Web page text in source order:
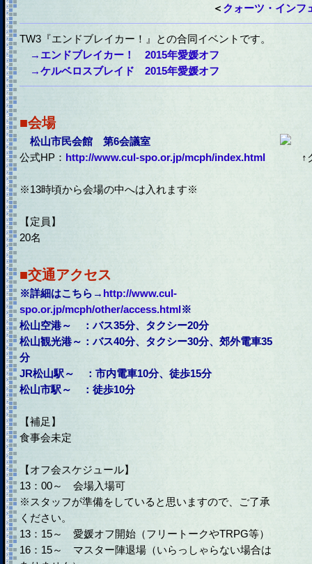
＜ クォーツ・インフ
TW3『エンドブレイカー！』との合同イベントです。
→エンドブレイカー！ 2015年愛媛オフ
→ケルベロスブレイド 2015年愛媛オフ
■会場
松山市民会館 第6会議室
公式HP： http://www.cul-spo.or.jp/mcph/index.html
※13時頃から会場の中へは入れます※
【定員】
20名
■交通アクセス
※詳細はこちら→ http://www.cul-
spo.or.jp/mcph/other/access.html※
松山空港～ ：バス35分、タクシー20分
松山観光港～：バス40分、タクシー30分、郊外電車35
分
JR松山駅～ ：市内電車10分、徒歩15分
松山市駅～ ：徒歩10分
【補足】
食事会未定
【オフ会スケジュール】
13：00～ 会場入場可
※スタッフが準備をしていると思いますので、ご了承
ください。
13：15～ 愛媛オフ開始（フリートークやTRPG等）
16：15～ マスター陣退場（いらっしゃらない場合は
↑